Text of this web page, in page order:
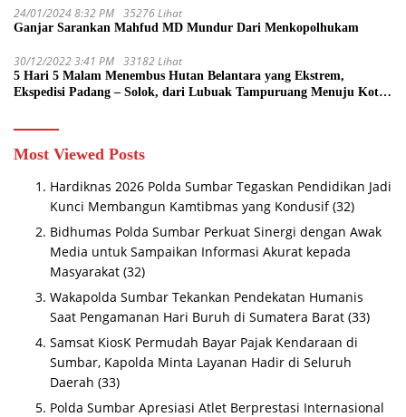
24/01/2024 8:32 PM 35276 Lihat
Ganjar Sarankan Mahfud MD Mundur Dari Menkopolhukam
30/12/2022 3:41 PM 33182 Lihat
5 Hari 5 Malam Menembus Hutan Belantara yang Ekstrem,
Ekspedisi Padang – Solok, dari Lubuak Tampuruang Menuju Koto
Most Viewed Posts
Hardiknas 2026 Polda Sumbar Tegaskan Pendidikan Jadi
Kunci Membangun Kamtibmas yang Kondusif (32)
Bidhumas Polda Sumbar Perkuat Sinergi dengan Awak
Media untuk Sampaikan Informasi Akurat kepada
Masyarakat (32)
Wakapolda Sumbar Tekankan Pendekatan Humanis
Saat Pengamanan Hari Buruh di Sumatera Barat (33)
Samsat KiosK Permudah Bayar Pajak Kendaraan di
Sumbar, Kapolda Minta Layanan Hadir di Seluruh
Daerah (33)
Polda Sumbar Apresiasi Atlet Berprestasi Internasional